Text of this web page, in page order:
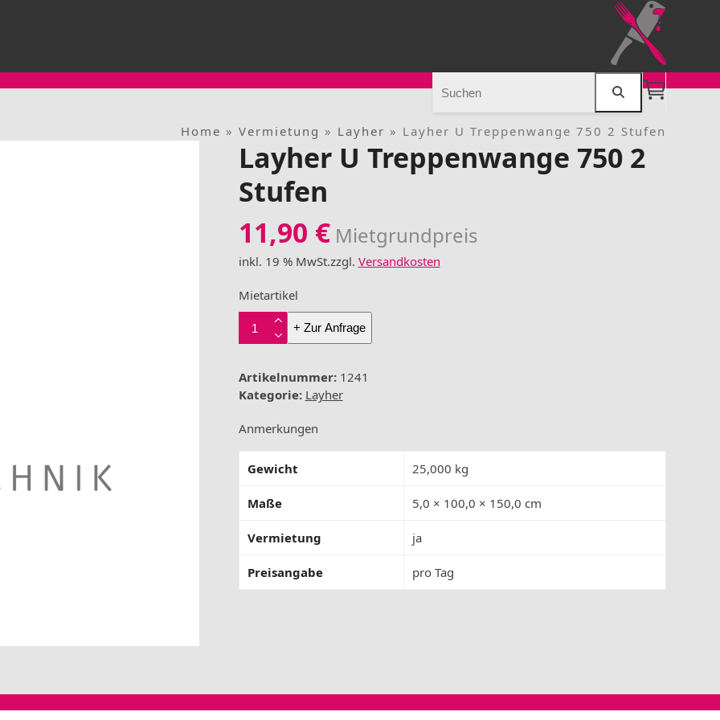
Home » Vermietung » Layher » Layher U Treppenwange 750 2 Stufen
Layher U Treppenwange 750 2
Stufen
11,90 €Mietgrundpreis
inkl. 19 % MwSt.zzgl. Versandkosten
Mietartikel
Layher
750
2
Menge
+ Zur Anfrage
Artikelnummer: 1241
Kategorie: Layher
Anmerkungen
Gewicht 25,000 kg
Maße 5,0 × 100,0 × 150,0 cm
Vermietung ja
Preisangabe pro Tag